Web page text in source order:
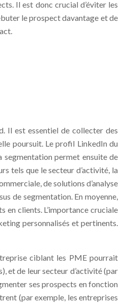
Il est donc crucial d’éviter les
le prospect davantage et de
Il est essentiel de collecter des
poursuit. Le profil LinkedIn du
segmentation permet ensuite de
tels que le secteur d’activité, la
de solutions d’analyse
de segmentation. En moyenne,
en clients. L’importance cruciale
personnalisés et pertinents.
ciblant les PME pourrait
et de leur secteur d’activité (par
ses prospects en fonction
(par exemple, les entreprises